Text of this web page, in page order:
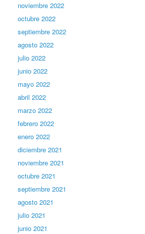
noviembre 2022
octubre 2022
septiembre 2022
agosto 2022
julio 2022
junio 2022
mayo 2022
abril 2022
marzo 2022
febrero 2022
enero 2022
diciembre 2021
noviembre 2021
octubre 2021
septiembre 2021
agosto 2021
julio 2021
junio 2021